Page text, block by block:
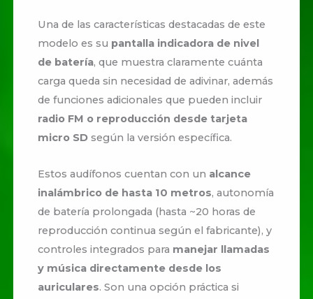
Una de las características destacadas de este
modelo es su pantalla indicadora de nivel
de batería, que muestra claramente cuánta
carga queda sin necesidad de adivinar, además
de funciones adicionales que pueden incluir
radio FM o reproducción desde tarjeta
micro SD según la versión específica.
Estos audífonos cuentan con un alcance
inalámbrico de hasta 10 metros, autonomía
de batería prolongada (hasta ~20 horas de
reproducción continua según el fabricante), y
controles integrados para manejar llamadas
y música directamente desde los
auriculares. Son una opción práctica si